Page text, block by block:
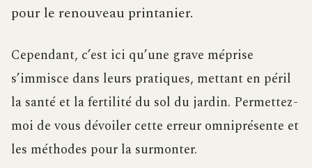
pour le renouveau printanier.
Cependant, c’est ici qu’une grave méprise
s’immisce dans leurs pratiques, mettant en péril
la santé et la fertilité du sol du jardin. Permettez-
moi de vous dévoiler cette erreur omniprésente et
les méthodes pour la surmonter.